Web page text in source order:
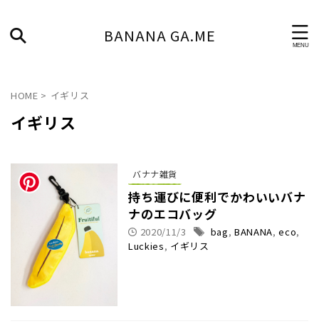
BANANA GA.ME
HOME > イギリス
イギリス
バナナ雑貨
持ち運びに便利でかわいいバナ
ナのエコバッグ
2020/11/3 bag,BANANA,eco,
Luckies, イギリス